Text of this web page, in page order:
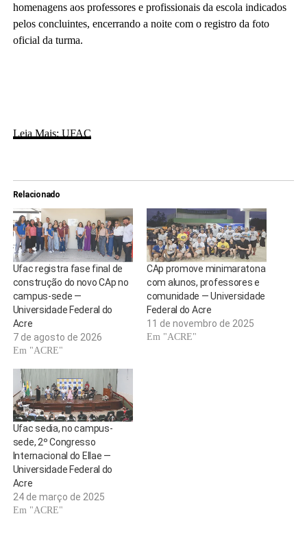
homenagens aos professores e profissionais da escola indicados
pelos concluintes, encerrando a noite com o registro da foto
oficial da turma.
Leia Mais: UFAC
Relacionado
Ufac registra fase final de
construção do novo CAp no
campus-sede —
Universidade Federal do
Acre
7 de agosto de 2026
Em "ACRE"
CAp promove minimaratona
com alunos, professores e
comunidade — Universidade
Federal do Acre
11 de novembro de 2025
Em "ACRE"
Ufac sedia, no campus-
sede, 2º Congresso
Internacional do Ellae —
Universidade Federal do
Acre
24 de março de 2025
Em "ACRE"